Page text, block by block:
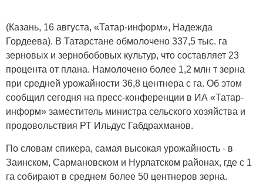
(Казань, 16 августа, «Татар-информ», Надежда
Гордеева). В Татарстане обмолочено 337,5 тыс. га
зерновых и зернобобовых культур, что составляет 23
процента от плана. Намолочено более 1,2 млн т зерна
при средней урожайности 36,8 центнера с га. Об этом
сообщил сегодня на пресс-конференции в ИА «Татар-
информ» заместитель министра сельского хозяйства и
продовольствия РТ Ильдус Габдрахманов.
По словам спикера, самая высокая урожайность - в
Заинском, Сармановском и Нурлатском районах, где с 1
га собирают в среднем более 50 центнеров зерна.